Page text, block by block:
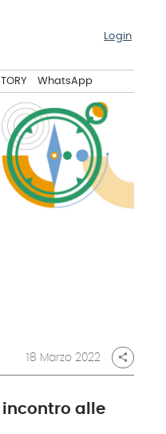
Login
WhatsApp
18 Marzo 2022 share
incontro alle